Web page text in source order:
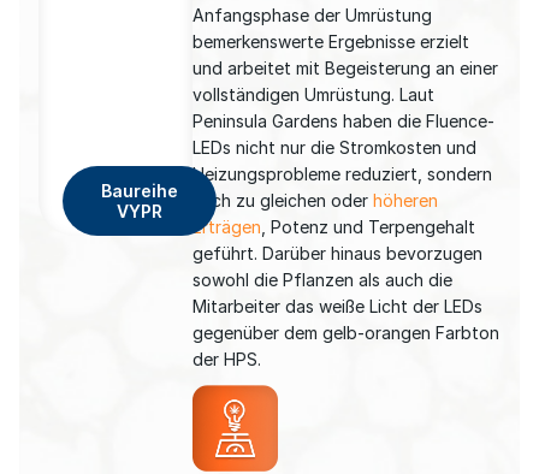
Baureihe
VYPR
Anfangsphase der Umrüstung
bemerkenswerte Ergebnisse erzielt
und arbeitet mit Begeisterung an einer
vollständigen Umrüstung. Laut
Peninsula Gardens haben die Fluence-
LEDs nicht nur die Stromkosten und
Heizungsprobleme reduziert, sondern
auch zu gleichen oder höheren
Erträgen , Potenz und Terpengehalt
geführt. Darüber hinaus bevorzugen
sowohl die Pflanzen als auch die
Mitarbeiter das weiße Licht der LEDs
gegenüber dem gelb-orangen Farbton
der HPS.